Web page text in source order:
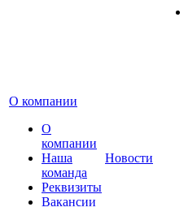
О компании
О
компании
Наша
команда
Реквизиты
Вакансии
Новости